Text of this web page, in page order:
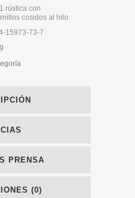
rústica con
cosidos al hilo
15973-73-7
PRENSA
(0)